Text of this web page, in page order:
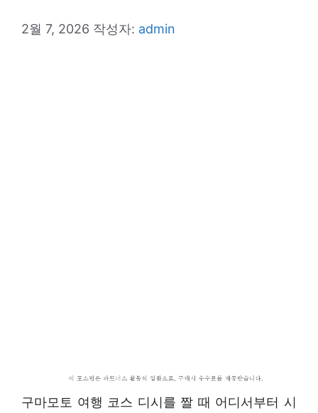
2월 7, 2026 작성자: admin
구마모토 여행 코스 디시를 짤 때 어디서부터 시